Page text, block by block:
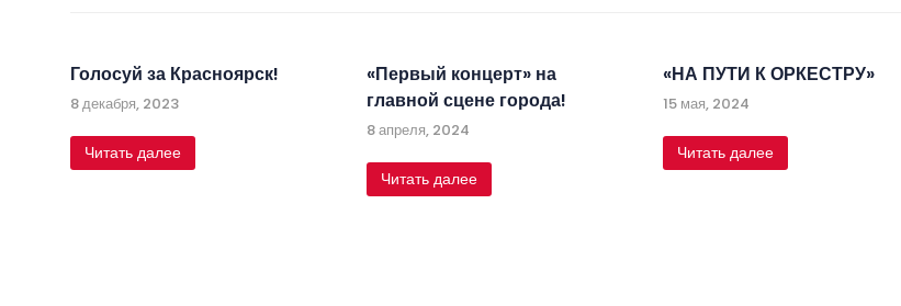
Голосуй за Красноярск!
8 декабря, 2023
Читать далее
«Первый концерт» на
главной сцене города!
8 апреля, 2024
Читать далее
«НА ПУТИ К ОРКЕСТРУ»
15 мая, 2024
Читать далее